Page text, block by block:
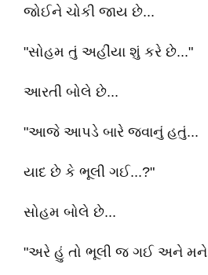
જોઈને ચોકી જાય છે...
"સોહમ તું અહીંયા શું કરે છે..."
આરતી બોલે છે...
"આજે આપડે બારે જવાનું હતું...
યાદ છે કે ભૂલી ગઈ...?"
સોહમ બોલે છે...
"અરે હું તો ભૂલી જ ગઈ અને મને